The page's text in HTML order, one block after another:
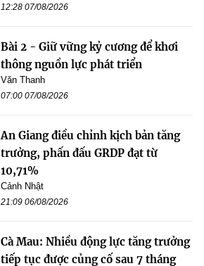
12:28 07/08/2026
Bài 2 - Giữ vững kỷ cương để khơi
thông nguồn lực phát triển
Văn Thanh
07:00 07/08/2026
An Giang điều chỉnh kịch bản tăng
trưởng, phấn đấu GRDP đạt từ
10,71%
Cảnh Nhật
21:09 06/08/2026
Cà Mau: Nhiều động lực tăng trưởng
tiếp tục được củng cố sau 7 tháng